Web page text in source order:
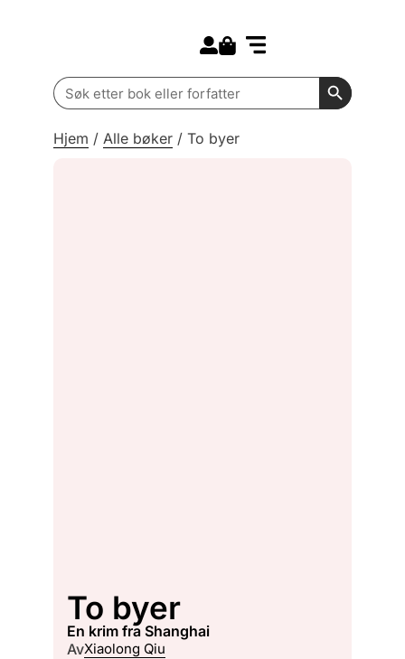
Search
for:
Search
Hjem / Alle bøker / To byer
To byer
en krim fra Shanghai
AvXiaolong Qiu